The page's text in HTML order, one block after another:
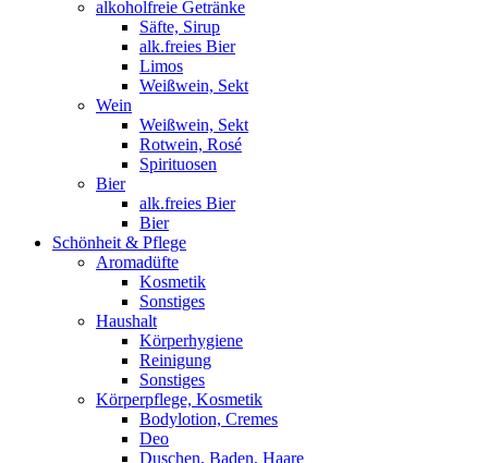
alkoholfreie Getränke
Säfte, Sirup
alk.freies Bier
Limos
Weißwein, Sekt
Wein
Weißwein, Sekt
Rotwein, Rosé
Spirituosen
Bier
alk.freies Bier
Bier
Schönheit & Pflege
Aromadüfte
Kosmetik
Sonstiges
Haushalt
Körperhygiene
Reinigung
Sonstiges
Körperpflege, Kosmetik
Bodylotion, Cremes
Deo
Duschen, Baden, Haare